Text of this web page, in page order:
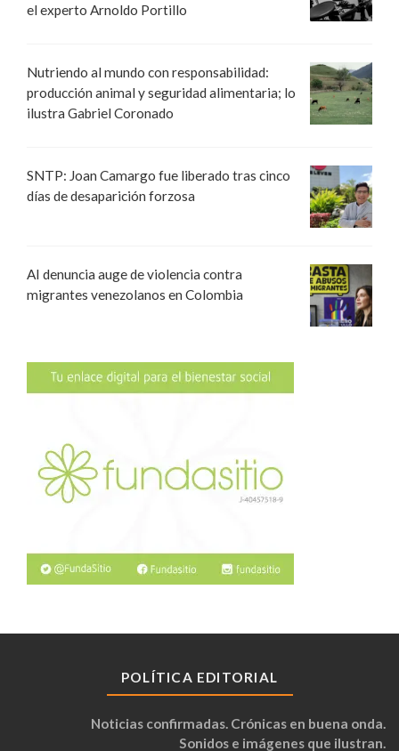
el experto Arnoldo Portillo
Nutriendo al mundo con responsabilidad:
producción animal y seguridad alimentaria; lo
ilustra Gabriel Coronado
SNTP: Joan Camargo fue liberado tras cinco
días de desaparición forzosa
AI denuncia auge de violencia contra
migrantes venezolanos en Colombia
POLÍTICA EDITORIAL
Noticias confirmadas. Crónicas en buena onda.
Sonidos e imágenes que ilustran.